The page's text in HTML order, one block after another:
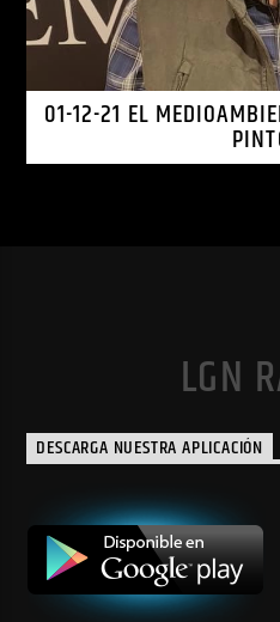
01-12-21 EL
LGN
DESCARGA NUESTRA APLICACIÓN